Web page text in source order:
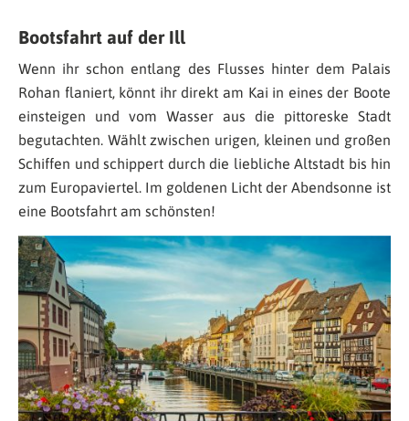
Bootsfahrt auf der Ill
Wenn ihr schon entlang des Flusses hinter dem Palais
Rohan flaniert, könnt ihr direkt am Kai in eines der Boote
einsteigen und vom Wasser aus die pittoreske Stadt
begutachten. Wählt zwischen urigen, kleinen und großen
Schiffen und schippert durch die liebliche Altstadt bis hin
zum Europaviertel. Im goldenen Licht der Abendsonne ist
eine Bootsfahrt am schönsten!